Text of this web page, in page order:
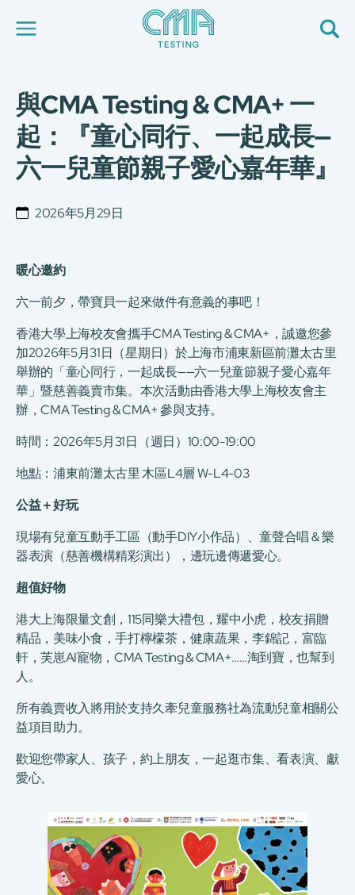
關於我們
我們的服務
最新消息
加入我們
環球支援
E-Port
EN
日
简 繁
與CMA Testing & CMA+ 一
起：『童心同行、一起成長—
六一兒童節親子愛心嘉年華』
2026年5月29日
暖心邀約
六一前夕，帶寶貝一起來做件有意義的事吧！
香港大學上海校友會攜手CMA Testing & CMA+，誠邀您參
加2026年5月31日（星期日）於上海市浦東新區前灘太古里
舉辦的「童心同行，一起成長——六一兒童節親子愛心嘉年
華」暨慈善義賣市集。本次活動由香港大學上海校友會主
辦，CMA Testing & CMA+ 參與支持。
時間：2026年5月31日（週日）10:00-19:00
地點：浦東前灘太古里 木區L4層 W-L4-03
公益＋好玩
現場有兒童互動手工區（動手DIY小作品）、童聲合唱＆樂
器表演（慈善機構精彩演出），邊玩邊傳遞愛心。
超值好物
港大上海限量文創，115同樂大禮包，耀中小虎，校友捐贈
精品，美味小食，手打檸檬茶，健康蔬果，李錦記，富臨
軒，芙崽AI寵物，CMA Testing & CMA+……淘到寶，也幫到
人。
所有義賣收入將用於支持久牽兒童服務社為流動兒童相關公
益項目助力。
歡迎您帶家人、孩子，約上朋友，一起逛市集、看表演、獻
愛心。